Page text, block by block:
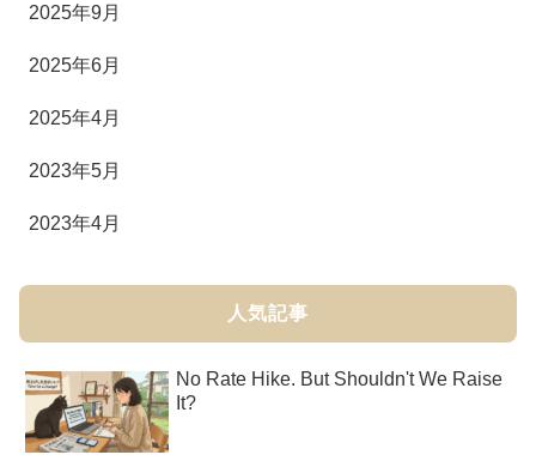
2025年9月
2025年6月
2025年4月
2023年5月
2023年4月
人気記事
No Rate Hike. But Shouldn't We Raise
It?